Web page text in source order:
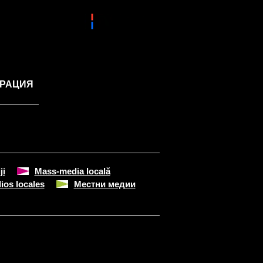
Mass-media locală
locales
Местни медии